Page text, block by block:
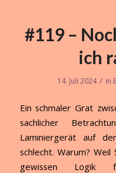
#119 –
ich
14. Juli 2024 / in
Ein schmaler Grat
sachlicher
Laminiergerät auf
schlecht. Warum?
gewissen